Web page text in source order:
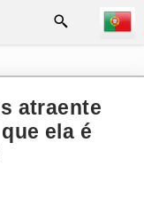
atraente
ela é